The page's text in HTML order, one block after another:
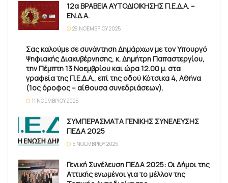
12α ΒΡΑΒΕΙΑ ΑΥΤΟΔΙΟΙΚΗΣΗΣ Π.Ε.Δ.Α. –
ΕΝ.Δ.Α.
28 ΝΟΕΜΒΡΊΟΥ 2025
Σας καλούμε σε συνάντηση Δημάρχων με τον Υπουργό
Ψηφιακής Διακυβέρνησης, κ. Δημήτρη Παπαστεργίου,
την Πέμπτη 13 Νοεμβρίου και ώρα 12.00 μ. στα
γραφεία της Π.Ε.Δ.Α., επί της οδού Κότσικα 4, Αθήνα
(1ος όροφος – αίθουσα συνεδριάσεων).
11 ΝΟΕΜΒΡΊΟΥ 2025
ΣΥΜΠΕΡΑΣΜΑΤΑ ΓΕΝΙΚΗΣ ΣΥΝΕΛΕΥΣΗΣ
ΠΕΔΑ 2025
5 ΝΟΕΜΒΡΊΟΥ 2025
Γενική Συνέλευση ΠΕΔΑ 2025: Οι Δήμοι της
Αττικής ενωμένοι για το μέλλον της